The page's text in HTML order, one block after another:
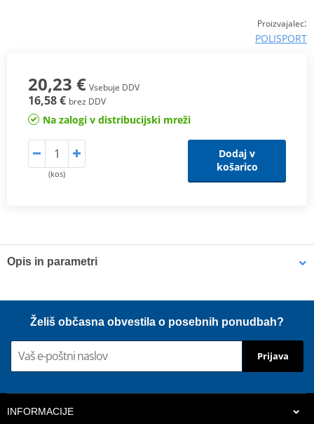
Proizvajalec:
POLISPORT
20,23 € Vsebuje DDV
16,58 € brez DDV
Na zalogi v distribucijski mreži
(kos)
Dodaj v
košarico
Opis in parametri
přesná, odolnější replika originálního dílu
odolné proti nárazu a odření
materiál: TPU (termoplastický polyurethane)
hmotnost: 300 g
Želiš občasna obvestila o posebnih ponudbah?
Prijava
INFORMACIJE